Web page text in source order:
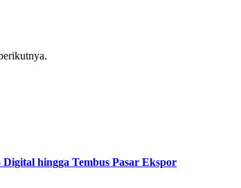
hingga Tembus Pasar Ekspor